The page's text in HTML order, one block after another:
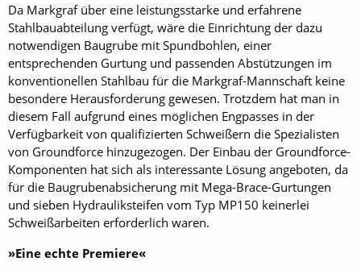
Da Markgraf über eine leistungsstarke und ­erfahrene
Stahlbauabteilung verfügt, wäre die Einrichtung der dazu
notwendigen Baugrube mit Spundbohlen, einer
entsprechenden Gurtung und passenden Abstützungen im
konventionellen Stahlbau für die Markgraf-Mannschaft keine
besondere Herausforderung gewesen. Trotzdem hat man in
diesem Fall aufgrund eines möglichen Engpasses in der
Verfügbarkeit von qualifizierten Schweißern die Spezialisten
von Groundforce hinzugezogen. Der Einbau der Groundforce-
Komponenten hat sich als interessante Lösung angeboten, da
für die Baugrubenabsicherung mit Mega-Brace-Gurtungen
und sieben Hydrauliksteifen vom Typ MP150 ­keinerlei
Schweißarbeiten erforderlich waren.
»Eine echte Premiere«